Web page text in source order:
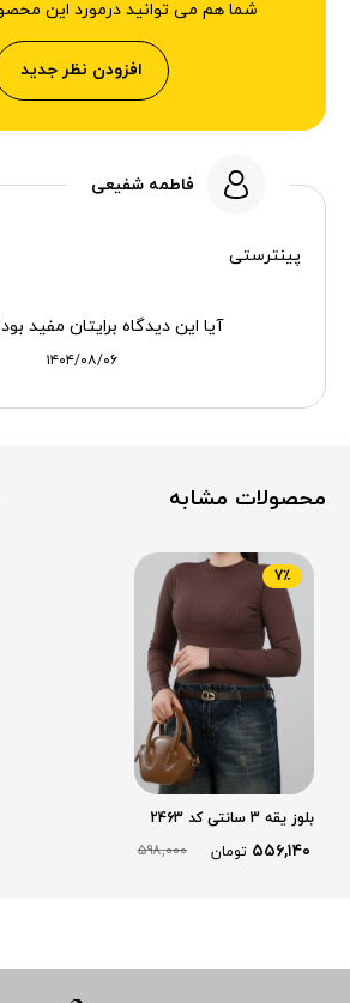
شما هم می توانید درمورد این
افزودن نظر جدید
فاطمه شفیعی
پینترستی
۱۴۰۴/۰۸/۰۶
آیا این دیدگاه برایتان مفید
محصولات مشابه
بلوز یقه 3 سانتی کد 2463
۵۵۶,۱۴۰ تومان ۵۹۸,۰۰۰
7٪